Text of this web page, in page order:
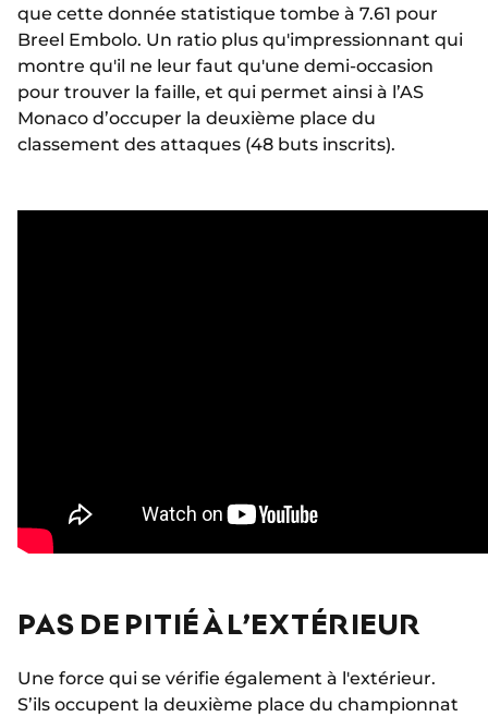
que cette donnée statistique tombe à 7.61 pour
Breel Embolo. Un ratio plus qu'impressionnant qui
montre qu'il ne leur faut qu'une demi-occasion
pour trouver la faille, et qui permet ainsi à l’AS
Monaco d’occuper la deuxième place du
classement des attaques (48 buts inscrits).
PAS DE PITIÉ À L’EXTÉRIEUR
Une force qui se vérifie également à l'extérieur.
S’ils occupent la deuxième place du championnat